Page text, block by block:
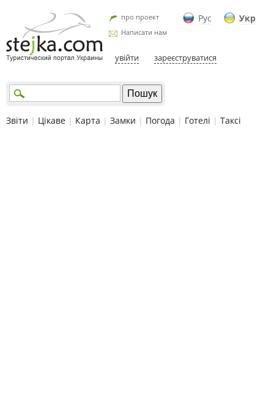
Рус Укр
про проект
Написати нам
увійти зареєструватися
Звіти | Цікаве | Карта | Замки | Погода | Готелі | Таксі